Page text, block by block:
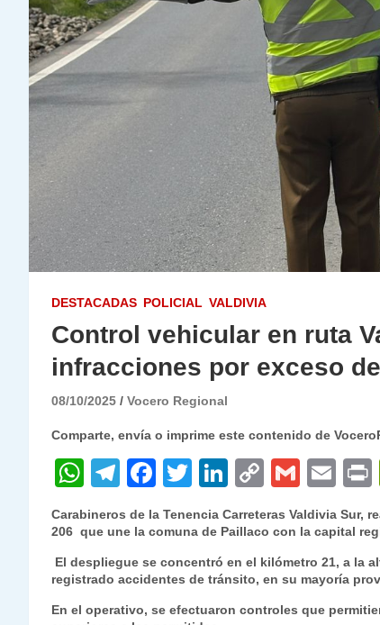
DESTACADAS POLICIAL VALDIVIA
Control vehicular en ruta
infracciones por exceso
08/10/2025 Vocero Regional
Comparte, envía o imprime este contenido de
W
h
at
s
A
p
T
el
e
gr
a
m
F
a
c
e
b
o
T
w
itt
er
Li
n
k
e
dI
n
C
p
y
Li
n
G
m
ai
l
E
m
ai
l
Carabineros de la Tenencia Carreteras Valdivia Sur,
206 que une la comuna de Paillaco con la capital
El despliegue se concentró en el kilómetro 21, a la
registrado accidentes de tránsito, en su mayoría
En el operativo, se efectuaron controles que